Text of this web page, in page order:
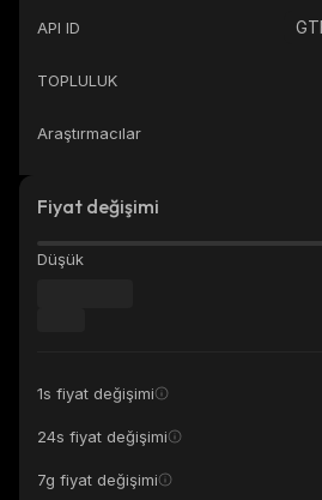
API ID
TOPLULUK
Araştırmacılar
Fiyat değişimi
Düşük
1s fiyat değişimi
24s fiyat değişimi
7g fiyat değişimi